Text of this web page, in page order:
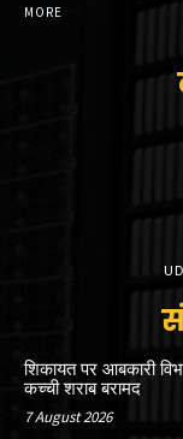
MORE
शिकायत पर आबकारी
कच्ची शराब बरामद
7 August 2026